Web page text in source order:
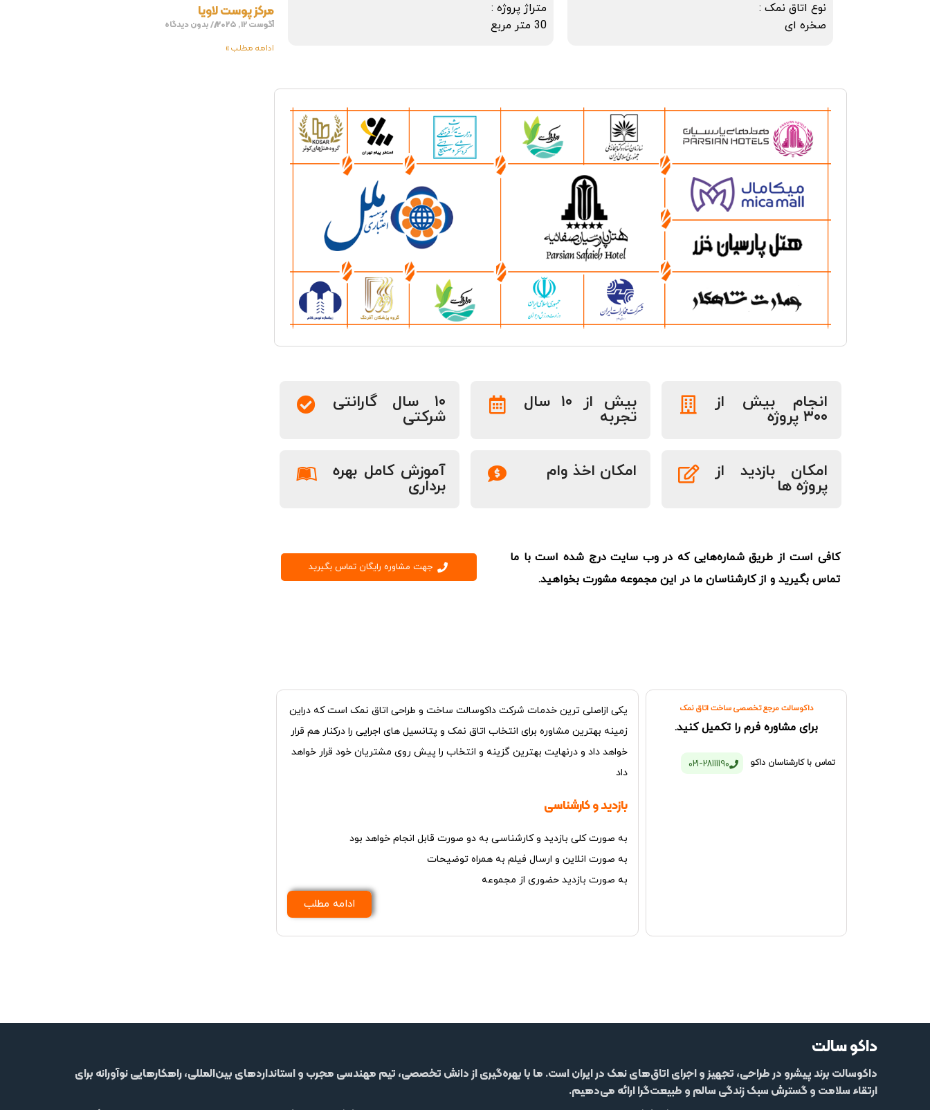
نوع اتاق نمک :
صخره ای
متراژ پروژه :
30 متر مربع
انجام بیش از
۳۰۰ پروژه
بیش از ۱۰ سال
تجربه
۱۰ سال گارانتی
شرکتی
امکان بازدید از
پروژه ها
امکان اخذ وام آموزش کامل بهره
برداری
کافی است از طریق شماره‌هایی که در وب سایت درج شده است با ما
تماس بگیرید و از کارشناسان ما در این مجموعه مشورت بخواهید.
جهت مشاوره رایگان تماس بگیرید
داکوسالت مرجع تخصصی ساخت اتاق نمک
برای مشاوره فرم را تکمیل کنید.
تماس با کارشناسان داکو 021-28111190
یکی ازاصلی ترین خدمات شرکت داکوسالت ساخت و طراحی اتاق نمک است که دراین
زمینه بهترین مشاوره برای انتخاب اتاق نمک و پتانسیل های اجرایی را درکنار هم قرار
خواهدداد و درنهایت بهترین گزینه و انتخاب را پیش روی مشتریان خود قرار خواهد
داد
بازدید و کارشناسی
به صورت کلی بازدید و کارشناسی به دو صورت قابل انجام خواهد بود
به صورت انلاین و ارسال فیلم به همراه توضیحات
به صورت بازدید حضوری از مجموعه
ادامه مطلب
مرکز پوست لاویا
آگوست 12, 2025
بدون دیدگاه
ادامه مطلب »
داکو سالت
داکوسالت برند پیشرو در طراحی، تجهیز و اجرای اتاق‌های نمک در ایران است. ما با بهره‌گیری از دانش تخصصی، تیم مهندسی مجرب و استانداردهای بین‌المللی، راهکارهایی نوآورانه برای
ارتقاء سلامت و گسترش سبک زندگی سالم و طبیعت‌گرا ارائه می‌دهیم.